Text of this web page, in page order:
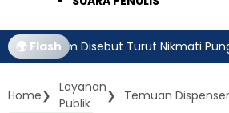
🌍 Flash
Disebut Turut Nikmati Pungli Izin
Home
Layanan
Publik